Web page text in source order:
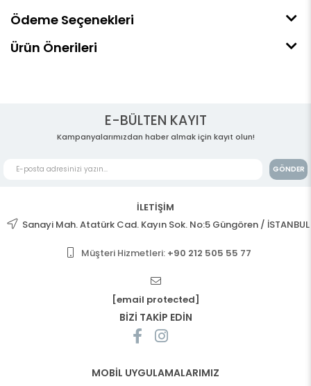
Ödeme Seçenekleri
Ürün Önerileri
E-BÜLTEN KAYIT
Kampanyalarımızdan haber almak için kayıt olun!
GÖNDER
İLETİŞİM
Sanayi Mah. Atatürk Cad. Kayın Sok. No:5 Güngören / İSTANBUL
Müşteri Hizmetleri: +90 212 505 55 77
[email protected]
BİZİ TAKİP EDİN
MOBİL UYGULAMALARIMIZ